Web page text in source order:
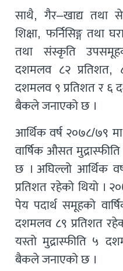
साथै, गैर–खाद्य तथा
शिक्षा, फर्निसिङ्ग तथा
तथा संस्कृति
दशमलव ८२
दशमलव ९ प्रतिशत र ६
बैकले जनाएको छ ।
आर्थिक वर्ष २०७८/७९
वार्षिक औसत
छ । अघिल्लो आर्थिक
प्रतिशत रहेको थियो ।
पेय पदार्थ समूहको
दशमलव ८९ प्रतिशत
यस्तो मुद्रास्फीति ५
बैकले जनाएको छ ।